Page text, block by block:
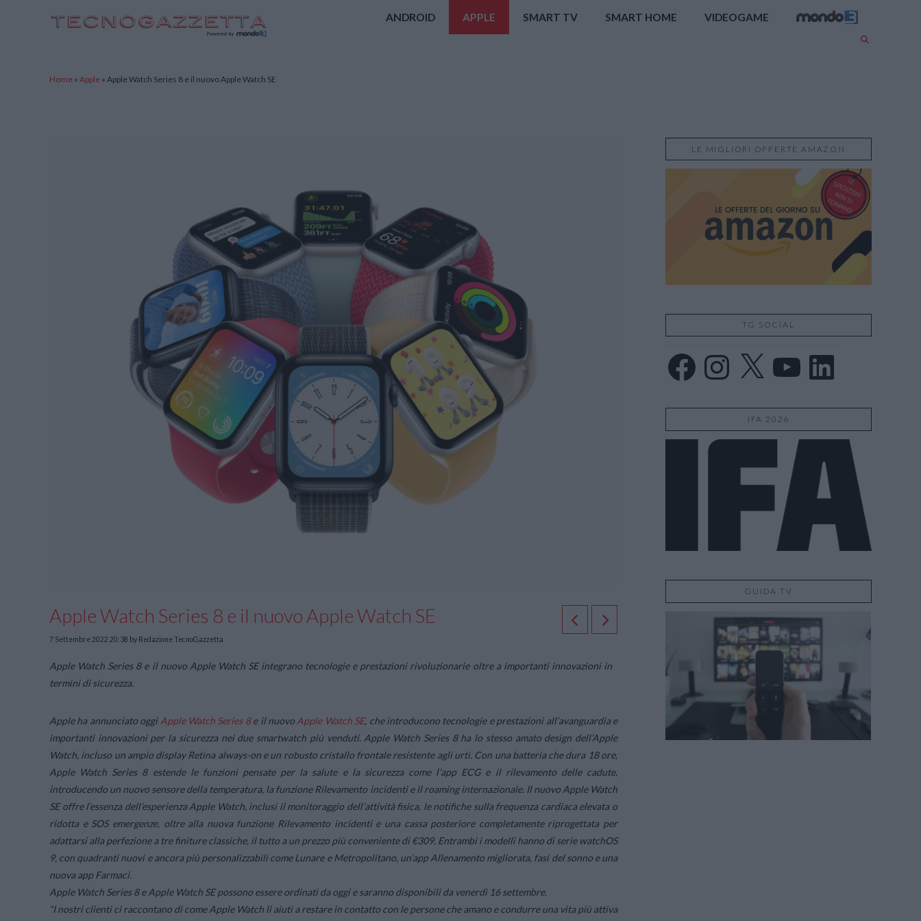
ANDROID APPLE SMART TV SMART HOME VIDEOGAME
Home » Apple » Apple Watch Series 8 e il nuovo Apple Watch SE
Apple Watch Series 8 e il nuovo Apple Watch SE
7 Settembre 2022 20:38 by Redazione TecnoGazzetta
Apple Watch Series 8 e il nuovo Apple Watch SE integrano tecnologie e prestazioni rivoluzionarie oltre a importanti innovazioni in
termini di sicurezza.
Apple ha annunciato oggiApple Watch Series 8e il nuovoApple Watch SE, che introducono tecnologie e prestazioni all’avanguardia e
importanti innovazioni per la sicurezza nei due smartwatch più venduti. Apple Watch Series 8 ha lo stesso amato design dell’Apple
Watch, incluso un ampio display Retina always-on e un robusto cristallo frontale resistente agli urti. Con una batteria che dura 18 ore,
Apple Watch Series 8 estende le funzioni pensate per la salute e la sicurezza come l’app ECG e il rilevamento delle cadute,
introducendo un nuovo sensore della temperatura, la funzione Rilevamento incidenti e il roaming internazionale. Il nuovo Apple Watch
SE offre l’essenza dell’esperienza Apple Watch, inclusi il monitoraggio dell’attività fisica, le notifiche sulla frequenza cardiaca elevata o
ridotta e SOS emergenze, oltre alla nuova funzione Rilevamento incidenti e una cassa posteriore completamente riprogettata per
adattarsi alla perfezione a tre finiture classiche, il tutto a un prezzo più conveniente di €309. Entrambi i modelli hanno di serie watchOS
9, con quadranti nuovi e ancora più personalizzabili come Lunare e Metropolitano, un’app Allenamento migliorata, fasi del sonno e una
nuova app Farmaci.
Apple Watch Series 8 e Apple Watch SE possono essere ordinati da oggi e saranno disponibili da venerdì 16 settembre.
“I nostri clienti ci raccontano di come Apple Watch li aiuti a restare in contatto con le persone che amano e condurre una vita più attiva
LE MIGLIORI OFFERTE AMAZON
TG SOCIAL
Facebook Instagram YouTube LinkedIn
IFA 2026
GUIDA TV